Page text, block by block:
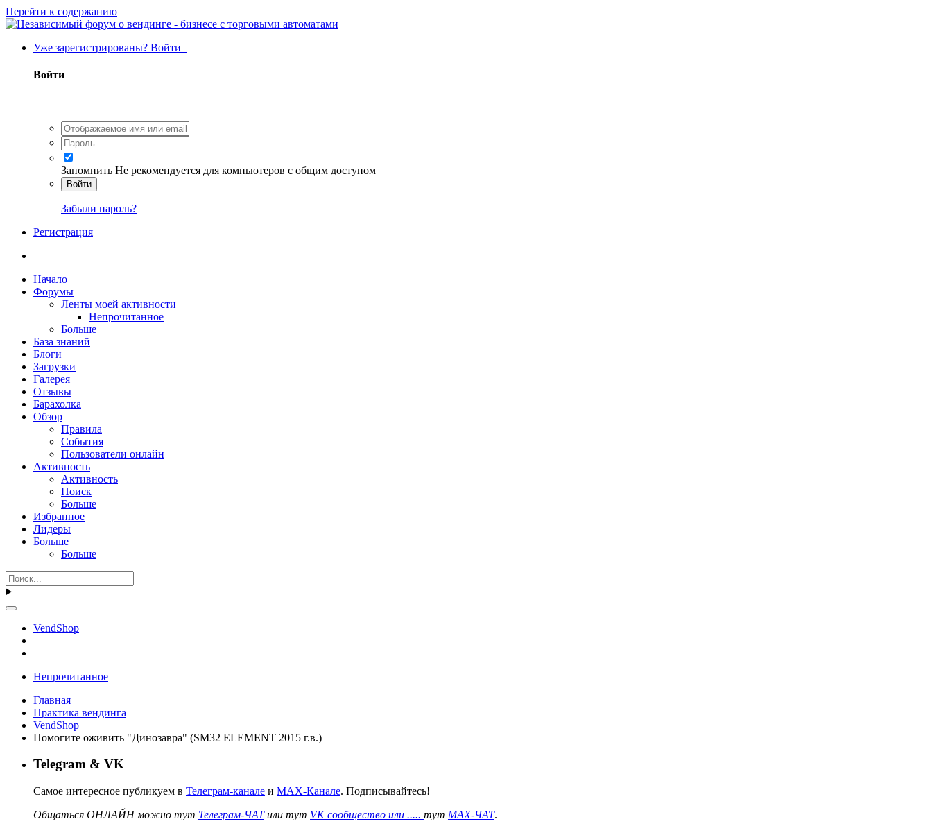
Перейти к содержанию
Уже зарегистрированы? Войти
Войти
Запомнить Не рекомендуется для компьютеров с общим доступом
Войти
Забыли пароль?
Регистрация
Начало
Форумы
Ленты моей активности
Непрочитанное
Больше
База знаний
Блоги
Загрузки
Галерея
Отзывы
Барахолка
Обзор
Правила
События
Пользователи онлайн
Активность
Активность
Поиск
Больше
Избранное
Лидеры
Больше
Больше
VendShop
Непрочитанное
Главная
Практика вендинга
VendShop
Помогите оживить "Динозавра" (SM32 ELEMENT 2015 г.в.)
Telegram & VK
Самое интересное публикуем в Телеграм-канале и MAX-Канале. Подписывайтесь!
Общаться ОНЛАЙН можно тут Телеграм-ЧАТили тут VK сообщество или ..... тут MAX-ЧАТ.